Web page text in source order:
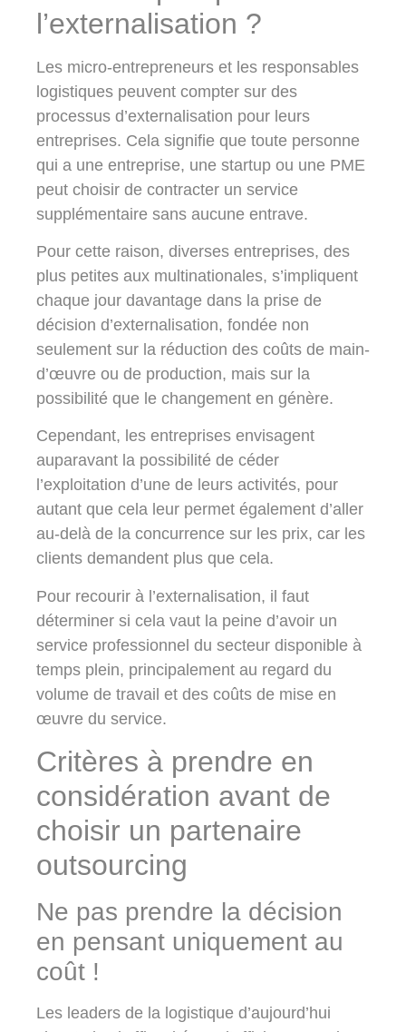
l’externalisation ?
Les micro-entrepreneurs et les responsables
logistiques peuvent compter sur des
processus d’externalisation pour leurs
entreprises. Cela signifie que toute personne
qui a une entreprise, une startup ou une PME
peut choisir de contracter un service
supplémentaire sans aucune entrave.
Pour cette raison, diverses entreprises, des
plus petites aux multinationales, s’impliquent
chaque jour davantage dans la prise de
décision d’externalisation, fondée non
seulement sur la réduction des coûts de main-
d’œuvre ou de production, mais sur la
possibilité que le changement en génère.
Cependant, les entreprises envisagent
auparavant la possibilité de céder
l’exploitation d’une de leurs activités, pour
autant que cela leur permet également d’aller
au-delà de la concurrence sur les prix, car les
clients demandent plus que cela.
Pour recourir à l’externalisation, il faut
déterminer si cela vaut la peine d’avoir un
service professionnel du secteur disponible à
temps plein, principalement au regard du
volume de travail et des coûts de mise en
œuvre du service.
Critères à prendre en
considération avant de
choisir un partenaire
outsourcing
Ne pas prendre la décision
en pensant uniquement au
coût !
Les leaders de la logistique d’aujourd’hui